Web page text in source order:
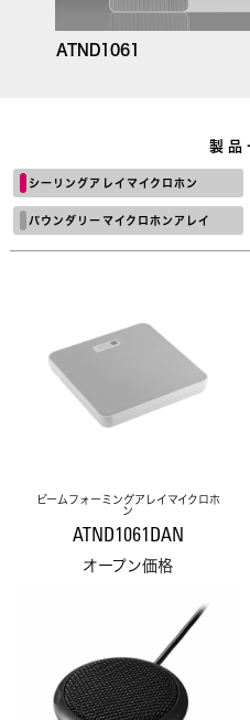
ATND1061
製品
シーリングアレイマイクロホン
バウンダリーマイクロホンアレイ
ビームフォーミングアレイマイクロホ
ン
ATND1061DAN
オープン価格